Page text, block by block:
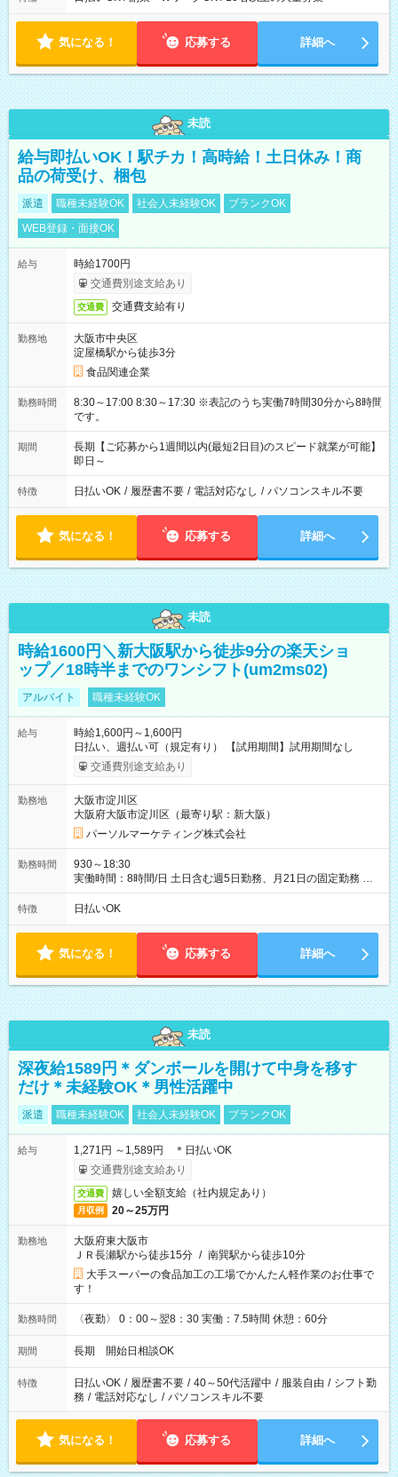
気になる！ 応募する 詳細へ
未読
給与即払いOK！駅チカ！高時給！土日休み！商
品の荷受け、梱包
派遣 職種未経験OK 社会人未経験OK
ブランクOK
WEB登録・面接OK
給与
時給1700円
交通費別途支給あり
交通費 交通費支給有り
勤務地
大阪市中央区
淀屋橋駅から徒歩3分
食品関連企業
勤務時間
8:30～17:00 8:30～17:30 ※表記のうち実働7時間30分から8時間
です。
期間
長期【ご応募から1週間以内(最短2日目)のスピード就業が可能】
即日～
特徴 日払いOK / 履歴書不要 / 電話対応なし / パソコンスキル不要
気になる！ 応募する 詳細へ
未読
時給1600円＼新大阪駅から徒歩9分の楽天ショ
ップ／18時半までのワンシフト(um2ms02)
アルバイト 職種未経験OK
給与
時給1,600円～1,600円
日払い、週払い可（規定有り） 【試用期間】試用期間なし
交通費別途支給あり
勤務地
大阪市淀川区
大阪府大阪市淀川区（最寄り駅：新大阪）
パーソルマーケティング株式会社
勤務時間
930～18:30
実働時間：8時間/日 土日含む週5日勤務、月21日の固定勤務 ※
実働8h/休憩1h勤務、残業ほぼ無し（5h/月）
特徴 日払いOK
気になる！ 応募する 詳細へ
未読
深夜給1589円＊ダンボールを開けて中身を移す
だけ＊未経験OK＊男性活躍中
派遣 職種未経験OK 社会人未経験OK ブランクOK
給与
1,271円 ～1,589円 ＊日払いOK
交通費別途支給あり
交通費 嬉しい全額支給（社内規定あり）
月収例 20～25万円
勤務地
大阪府東大阪市
ＪＲ長瀬駅から徒歩15分 / 南巽駅から徒歩10分
大手スーパーの食品加工の工場でかんたん軽作業のお仕事で
す！
勤務時間 〈夜勤〉 0：00～翌8：30 実働：7.5時間 休憩：60分
期間 長期 開始日相談OK
特徴 日払いOK / 履歴書不要 / 40～50代活躍中 / 服装自由 / シフト勤
務 / 電話対応なし / パソコンスキル不要
気になる！ 応募する 詳細へ